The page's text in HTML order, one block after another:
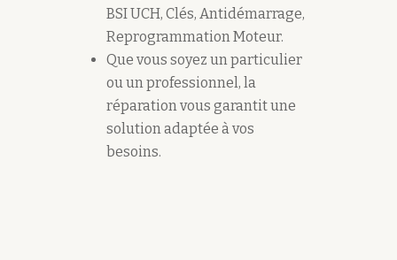
BSI UCH, Clés, Antidémarrage,
Reprogrammation Moteur.
Que vous soyez un particulier
ou un professionnel, la
réparation vous garantit une
solution adaptée à vos
besoins.